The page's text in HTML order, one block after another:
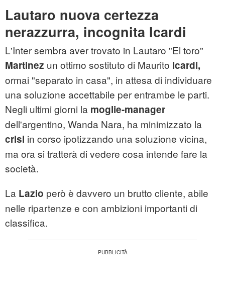
Lautaro nuova certezza
nerazzurra, incognita Icardi
L'Inter sembra aver trovato in Lautaro "El toro"
Martinez un ottimo sostituto di Maurito Icardi,
ormai "separato in casa", in attesa di individuare
una soluzione accettabile per entrambe le parti.
Negli ultimi giorni la moglie-manager
dell'argentino, Wanda Nara, ha minimizzato la
crisi in corso ipotizzando una soluzione vicina,
ma ora si tratterà di vedere cosa intende fare la
società.
La Lazio però è davvero un brutto cliente, abile
nelle ripartenze e con ambizioni importanti di
classifica.